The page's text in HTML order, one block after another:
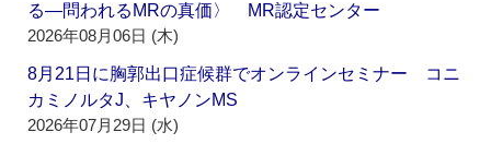
る―問われるMRの真価〉 MR認定センター
2026年08月06日 (木)
8月21日に胸郭出口症候群でオンラインセミナー コニ
カミノルタJ、キヤノンMS
2026年07月29日 (水)